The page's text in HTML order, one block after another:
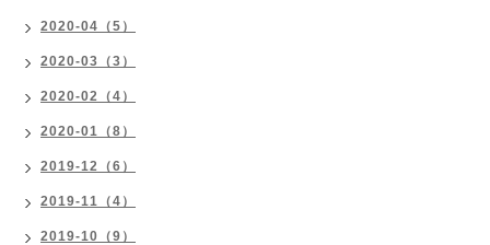
2020-04（5）
2020-03（3）
2020-02（4）
2020-01（8）
2019-12（6）
2019-11（4）
2019-10（9）